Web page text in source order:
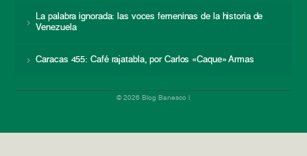
La palabra ignorada: las voces femeninas de la historia de
Venezuela
Caracas 455: Café rajatabla, por Carlos «Caque» Armas
© 2026 Blog Banesco |